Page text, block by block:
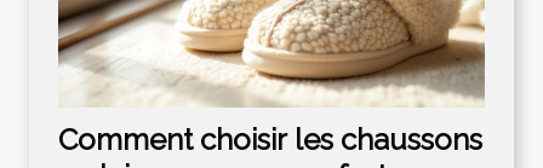
Comment choisir les chaussons